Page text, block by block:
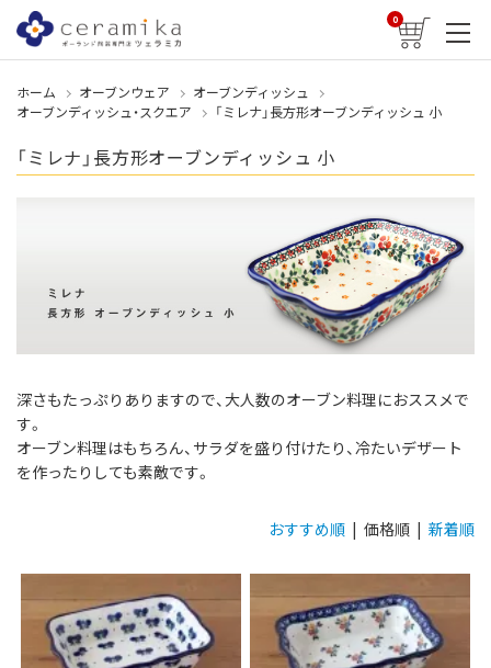
0
ホーム オーブンウェア
オーブンディッシュ
オーブンディッシュ・スクエア
「ミレナ」長方形オーブンディッシュ 小
「ミレナ」長方形オーブンディッシュ 小
深さもたっぷりありますので、大人数のオーブン料理におススメで
す。
オーブン料理はもちろん、サラダを盛り付けたり、冷たいデザート
を作ったりしても素敵です。
おすすめ順 | 価格順 | 新着順